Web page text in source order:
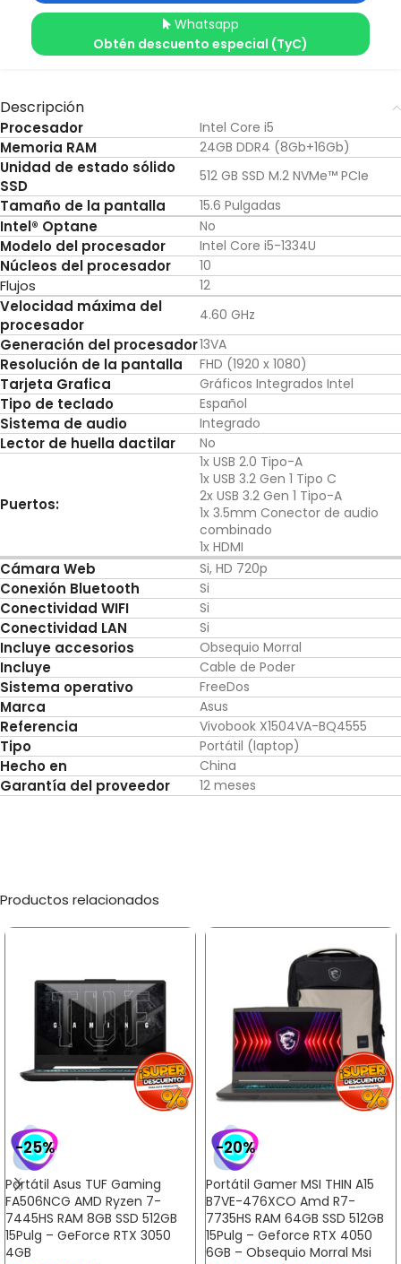
Whatsapp
Obtén descuento especial (TyC)
Descripción
Procesador Intel Core i5
Memoria RAM 24GB DDR4 (8Gb+16Gb)
Unidad de estado sólido
SSD
512 GB SSD M.2 NVMe™ PCIe
Tamaño de la pantalla 15.6 Pulgadas
Intel® Optane No
Modelo del procesador Intel Core i5-1334U
Núcleos del procesador 10
Flujos 12
Velocidad máxima del
procesador
4.60 GHz
Generación del procesador13VA
Resolución de la pantalla FHD (1920 x 1080)
Tarjeta Grafica Gráficos Integrados Intel
Tipo de teclado Español
Sistema de audio Integrado
Lector de huella dactilar No
Puertos:
1x USB 2.0 Tipo-A
1x USB 3.2 Gen 1 Tipo C
2x USB 3.2 Gen 1 Tipo-A
1x 3.5mm Conector de audio
combinado
1x HDMI
Cámara Web Si, HD 720p
Conexión Bluetooth Si
Conectividad WIFI Si
Conectividad LAN Si
Incluye accesorios Obsequio Morral
Incluye Cable de Poder
Sistema operativo FreeDos
Marca Asus
Referencia Vivobook X1504VA-BQ4555
Tipo Portátil (laptop)
Hecho en China
Garantía del proveedor 12 meses
Productos relacionados
-25%
Portátil Asus TUF Gaming
FA506NCG AMD Ryzen 7-
7445HS RAM 8GB SSD 512GB
15Pulg – GeForce RTX 3050
4GB
-20%
Portátil Gamer MSI THIN A15
B7VE-476XCO Amd R7-
7735HS RAM 64GB SSD 512GB
15Pulg – Geforce RTX 4050
6GB – Obsequio Morral Msi